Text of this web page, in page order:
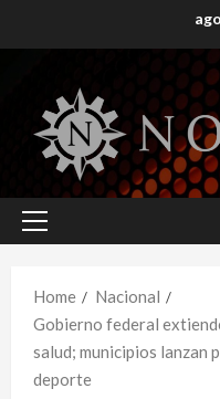
to
Primary
Home
Nacional
Gobierno federal
salud; municipios lanzan
deporte